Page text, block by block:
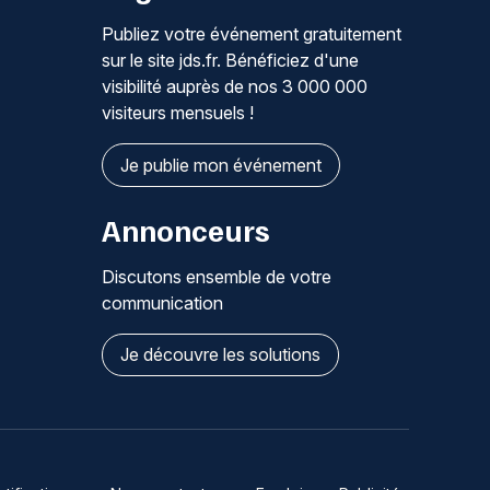
Publiez votre événement gratuitement
sur le site jds.fr. Bénéficiez d'une
visibilité auprès de nos 3 000 000
visiteurs mensuels !
Je publie mon événement
Annonceurs
Discutons ensemble de votre
communication
Je découvre les solutions